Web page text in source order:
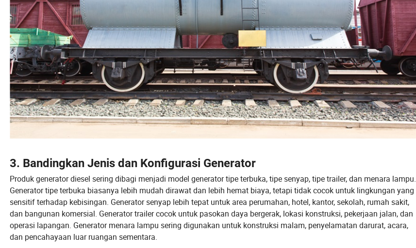
3. Bandingkan Jenis dan Konfigurasi Generator
Produk generator diesel sering dibagi menjadi model generator tipe terbuka, tipe senyap, tipe trailer, dan menara lampu.
Generator tipe terbuka biasanya lebih mudah dirawat dan lebih hemat biaya, tetapi tidak cocok untuk lingkungan yang
sensitif terhadap kebisingan. Generator senyap lebih tepat untuk area perumahan, hotel, kantor, sekolah, rumah sakit,
dan bangunan komersial. Generator trailer cocok untuk pasokan daya bergerak, lokasi konstruksi, pekerjaan jalan, dan
operasi lapangan. Generator menara lampu sering digunakan untuk konstruksi malam, penyelamatan darurat, acara,
dan pencahayaan luar ruangan sementara.